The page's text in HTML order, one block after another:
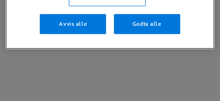
Avvis alle Godta alle